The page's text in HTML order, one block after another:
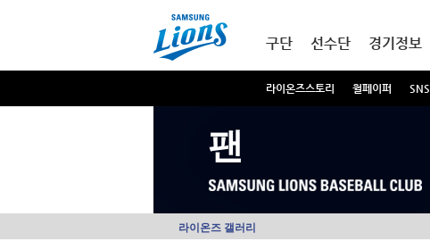
구단 선수단 경기정보
라이온즈스토리 월페이퍼 SNS
팬
라이온즈 갤러리